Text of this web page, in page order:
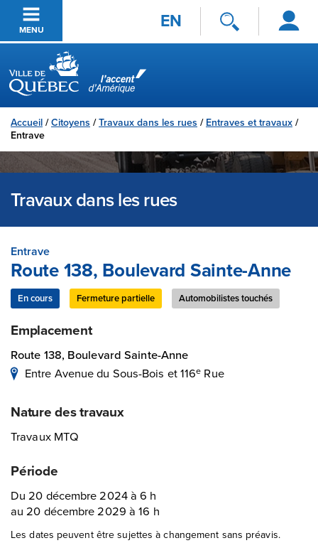
Passer au contenu principal
MENU EN
Se
connecter
Ville de Québec
Accueil /Citoyens /Travaux dans les rues / Entraves et travaux /
Entrave
Travaux dans les rues
Entrave
Route 138, Boulevard Sainte-Anne
En cours Fermeture partielle Automobilistes touchés
Emplacement
Route 138, Boulevard Sainte-Anne
Entre Avenue du Sous-Bois et 116e Rue
Nature des travaux
Travaux MTQ
Période
Du 20 décembre 2024 à 6 h
au 20 décembre 2029 à 16 h
Les dates peuvent être sujettes à changement sans préavis.